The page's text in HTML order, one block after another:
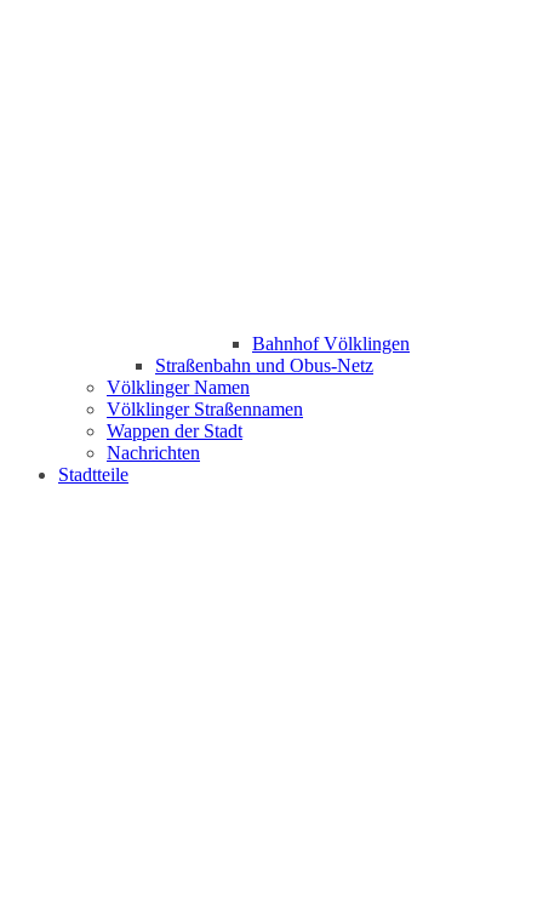
Bahnhof Völklingen
Straßenbahn und Obus-Netz
Völklinger Namen
Völklinger Straßennamen
Wappen der Stadt
Nachrichten
Stadtteile